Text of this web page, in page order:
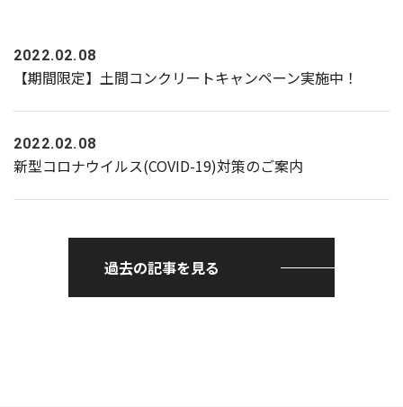
2022.02.08
【期間限定】土間コンクリートキャンペーン実施中！
2022.02.08
新型コロナウイルス(COVID-19)対策のご案内
過去の記事を見る